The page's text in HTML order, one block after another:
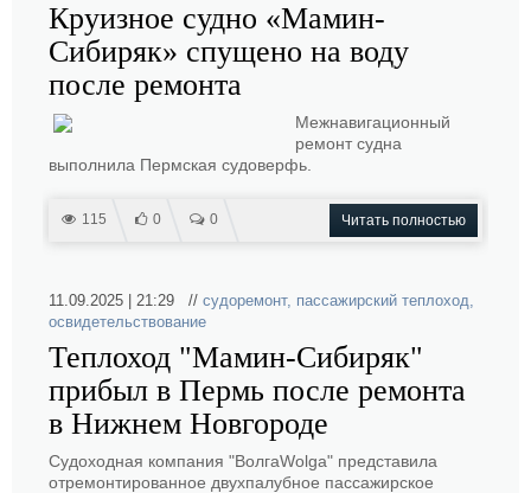
Круизное судно «Мамин-
Сибиряк» спущено на воду
после ремонта
Межнавигационный
ремонт судна
выполнила Пермская судоверфь.
115 0 0 Читать полностью
11.09.2025 | 21:29 // судоремонт, пассажирский теплоход,
освидетельствование
Теплоход "Мамин-Сибиряк"
прибыл в Пермь после ремонта
в Нижнем Новгороде
Судоходная компания "ВолгаWolga" представила
отремонтированное двухпалубное пассажирское